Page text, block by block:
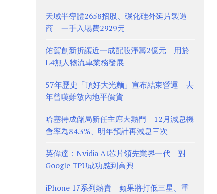
天域半導體2658招股、碳化硅外延片製造
商 一手入場費2929元
佑駕創新折讓近一成配股淨籌2億元 用於
L4無人物流車業務發展
57年歷史「頂好大光麵」宣布結束營運 去
年曾嘆難敵內地平價貨
哈塞特成儲局新任主席大熱門 12月減息機
會率為84.3%、明年預計再減息三次
英偉達：Nvidia AI芯片領先業界一代 對
Google TPU成功感到高興
iPhone 17系列熱賣 蘋果將打低三星、重